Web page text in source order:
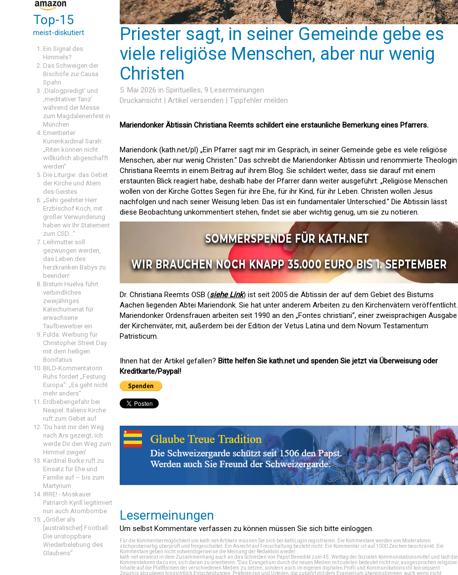
Top-15
meist-diskutiert
Ein Signal des
Himmels?
Das Schweigen der
Bischöfe zur Causa
Spahn
‚Dialogpredigt‘ und
‚meditativer Tanz’
während der Messe
zum Magdalenenfest in
München
Emeritierter
Kurienkardinal Sarah:
„Riten können nicht
willkürlich abgeschafft
werden“
Die Liturgie: das Gebet
der Kirche und Atem
des Geistes
„Sehr geehrter Herr
Erzbischof Koch, mit
großer Verwunderung
haben wir Ihr Statement
zum CSD…“
Leihmutter soll
gezwungen werden,
das Leben des
herzkranken Babys zu
beenden!
Bistum Huelva führt
verbindliches
zweijähriges
Katechumenat für
erwachsene
Taufbewerber ein
Fulda: Werbung für
Christopher Street Day
mit dem heiligen
Bonifatius
BILD-Kommentatorin
Ruhs fordert „Festung
Europa“: „Es geht nicht
mehr anders“
Erdbebengefahr bei
Neapel: Italiens Kirche
ruft zum Gebet auf
'Du hast mir den Weg
nach Ars gezeigt; ich
werde Dir den Weg zum
Himmel zeigen'
Kardinal Burke ruft zu
Einsatz für Ehe und
Familie auf – bis zum
Martyrium
IRRE! - Moskauer
Patriarch Kyrill legitimiert
nun auch Atombombe
„Größer als
[australischer] Football:
Die unstoppbare
Wiederbelebung des
Glaubens“
Priester sagt, in seiner Gemeinde gebe es
viele religiöse Menschen, aber nur wenig
Christen
5. Mai 2026 in Spirituelles, 9 Lesermeinungen
Druckansicht | Artikel versenden | Tippfehler melden
Mariendonker Äbtissin Christiana Reemts schildert eine erstaunliche Bemerkung eines Pfarrers.
Mariendonk (kath.net/pl) „Ein Pfarrer sagt mir im Gespräch, in seiner Gemeinde gebe es viele religiöse
Menschen, aber nur wenig Christen.“ Das schreibt die Mariendonker Äbtissin und renommierte Theologin
Christiana Reemts in einem Beitrag auf ihrem Blog. Sie schildert weiter, dass sie darauf mit einem
erstaunten Blick reagiert habe, deshalb habe der Pfarrer dann weiter ausgeführt: „Religiöse Menschen
wollen von der Kirche Gottes Segen für ihre Ehe, für ihr Kind, für ihr Leben. Christen wollen Jesus
nachfolgen und nach seiner Weisung leben. Das ist ein fundamentaler Unterschied.“ Die Äbtissin lässt
diese Beobachtung unkommentiert stehen, findet sie aber wichtig genug, um sie zu notieren.
Dr. Christiana Reemts OSB (siehe Link) ist seit 2005 die Äbtissin der auf dem Gebiet des Bistums
Aachen liegenden Abtei Mariendonk. Sie hat unter anderem Arbeiten zu den Kirchenvätern veröffentlicht.
Mariendonker Ordensfrauen arbeiten seit 1990 an den „Fontes christiani“, einer zweisprachigen Ausgabe
der Kirchenväter, mit, außerdem bei der Edition der Vetus Latina und dem Novum Testamentum
Patristicum.
Ihnen hat der Artikel gefallen? Bitte helfen Sie kath.net und spenden Sie jetzt via Überweisung oder
Kreditkarte/Paypal!
Lesermeinungen
Um selbst Kommentare verfassen zu können müssen Sie sich bitte einloggen.
Für die Kommentiermöglichkeit von kath.net-Artikeln müssen Sie sich bei kathLogin registrieren . Die Kommentare werden von Moderatoren
stichprobenartig überprüft und freigeschaltet. Ein Anrecht auf Freischaltung besteht nicht. Ein Kommentar ist auf 1000 Zeichen beschränkt. Die
Kommentare geben nicht notwendigerweise die Meinung der Redaktion wieder.
kath.net verweist in dem Zusammenhang auch an das Schreiben von Papst Benedikt zum 45. Welttag der Sozialen Kommunikationsmittel und lädt die
Kommentatoren dazu ein, sich daran zu orientieren: "Das Evangelium durch die neuen Medien mitzuteilen bedeutet nicht nur, ausgesprochen religiöse
Inhalte auf die Plattformen der verschiedenen Medien zu setzen, sondern auch im eigenen digitalen Profil und Kommunikationsstil konsequent
Zeugnis abzulegen hinsichtlich Entscheidungen, Präferenzen und Urteilen, die zutiefst mit dem Evangelium übereinstimmen, auch wenn nicht